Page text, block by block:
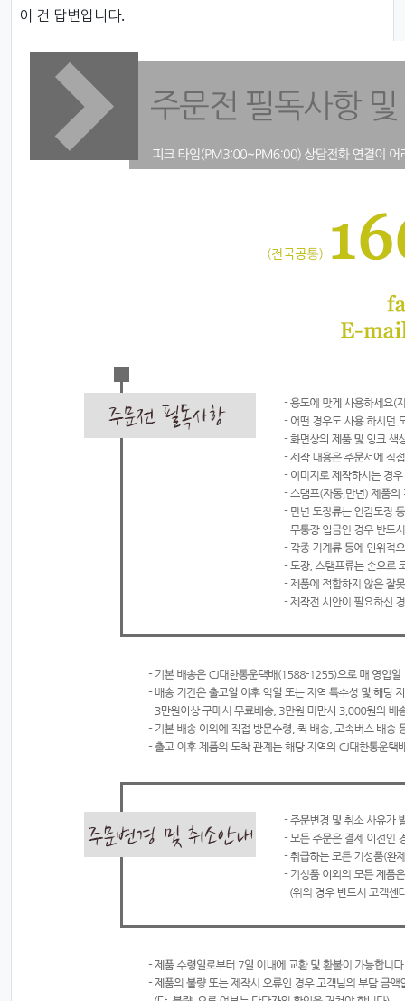
답변
이 건 답변입니다.